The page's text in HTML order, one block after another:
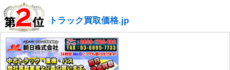
トラック買取価格.jp